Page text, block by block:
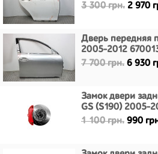
3 300 грн. 2 970
Дверь передняя
2005-2012
7 700 грн. 6 930
Замок двери
GS (S190) 2005-
1 100 грн. 990